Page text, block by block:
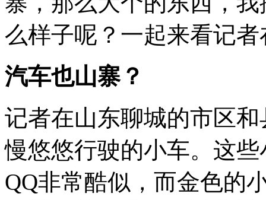
么样子呢？一起来看记
汽车也山寨？
记者在山东聊城的市区
慢悠悠行驶的小车。这
QQ非常酷似，而金色的